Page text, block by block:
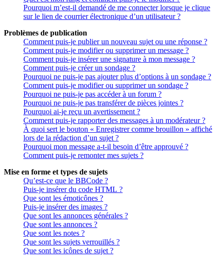
Pourquoi m’est-il demandé de me connecter lorsque je clique
sur le lien de courrier électronique d’un utilisateur ?
Problèmes de publication
Comment puis-je publier un nouveau sujet ou une réponse ?
Comment puis-je modifier ou supprimer un message ?
Comment puis-je insérer une signature à mon message ?
Comment puis-je créer un sondage ?
Pourquoi ne puis-je pas ajouter plus d’options à un sondage ?
Comment puis-je modifier ou supprimer un sondage ?
Pourquoi ne puis-je pas accéder à un forum ?
Pourquoi ne puis-je pas transférer de pièces jointes ?
Pourquoi ai-je reçu un avertissement ?
Comment puis-je rapporter des messages à un modérateur ?
À quoi sert le bouton « Enregistrer comme brouillon » affiché
lors de la rédaction d’un sujet ?
Pourquoi mon message a-t-il besoin d’être approuvé ?
Comment puis-je remonter mes sujets ?
Mise en forme et types de sujets
Qu’est-ce que le BBCode ?
Puis-je insérer du code HTML ?
Que sont les émoticônes ?
Puis-je insérer des images ?
Que sont les annonces générales ?
Que sont les annonces ?
Que sont les notes ?
Que sont les sujets verrouillés ?
Que sont les icônes de sujet ?